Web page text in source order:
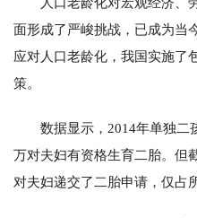
面形成了严峻挑战，已成为当
应对人口老龄化，我国实施了
策。
数据显示，2014年单独二
万对夫妇有资格生育二胎。但
对夫妇递交了二胎申请，仅占